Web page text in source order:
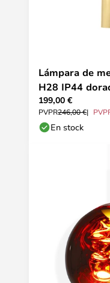
Lámpara de
H28 IP44
199,00 €
PVPR246,00 €
En stock